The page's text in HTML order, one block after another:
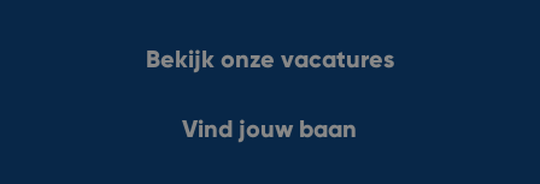
Bekijk onze vacatures
Vind jouw baan